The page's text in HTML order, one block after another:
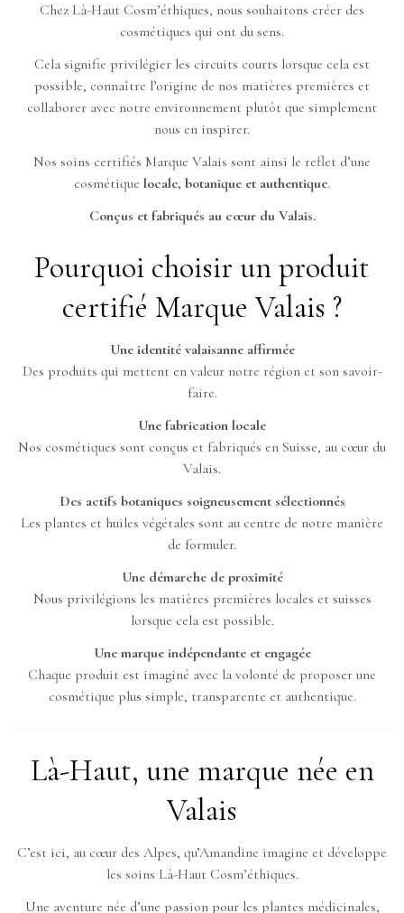
Chez Là-Haut Cosm’éthiques, nous souhaitons créer des
cosmétiques qui ont du sens.
Cela signifie privilégier les circuits courts lorsque cela est
possible, connaître l’origine de nos matières premières et
collaborer avec notre environnement plutôt que simplement
nous en inspirer.
Nos soins certifiés Marque Valais sont ainsi le reflet d’une
cosmétique locale, botanique et authentique.
Conçus et fabriqués au cœur du Valais.
Pourquoi choisir un produit
certifié Marque Valais ?
Une identité valaisanne affirmée
Des produits qui mettent en valeur notre région et son savoir-
faire.
Une fabrication locale
Nos cosmétiques sont conçus et fabriqués en Suisse, au cœur du
Valais.
Des actifs botaniques soigneusement sélectionnés
Les plantes et huiles végétales sont au centre de notre manière
de formuler.
Une démarche de proximité
Nous privilégions les matières premières locales et suisses
lorsque cela est possible.
Une marque indépendante et engagée
Chaque produit est imaginé avec la volonté de proposer une
cosmétique plus simple, transparente et authentique.
Là-Haut, une marque née en
Valais
C’est ici, au cœur des Alpes, qu’Amandine imagine et développe
les soins Là-Haut Cosm’éthiques.
Une aventure née d’une passion pour les plantes médicinales,